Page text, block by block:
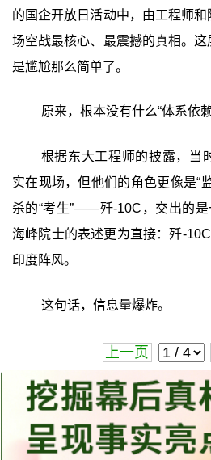
的国企开放日活动中，由工程师
场空战最核心、最震撼的真相。
是尴尬那么简单了。
原来，根本没有什么“体系依赖
根据东大工程师的披露，当
实在现场，但他们的角色更像是“
杀的“考生”——歼-10C，交出的是
海峰院士的表述更为直接：歼-
印度阵风。
这句话，信息量爆炸。
上一页